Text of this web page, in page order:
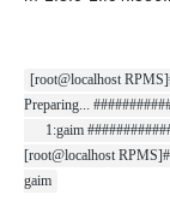
[root@localhost
Preparing...
1:gaim
[root@localhost
gaim